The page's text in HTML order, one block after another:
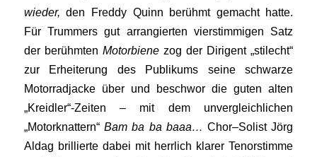
wieder,den Freddy Quinn berühmt gemacht hatte.
Für Trummers gut arrangierten vierstimmigen Satz
der berühmten Motorbiene zog der Dirigent „stilecht“
zur Erheiterung des Publikums seine schwarze
Motorradjacke über und beschwor die guten alten
„Kreidler“-Zeiten – mit dem unvergleichlichen
„Motorknattern“ Bam ba ba baaa…Chor–Solist Jörg
Aldag brillierte dabei mit herrlich klarer Tenorstimme